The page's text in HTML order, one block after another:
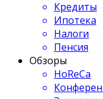
Кредиты
Ипотека
Налоги
Пенсия
Обзоры
HoReCa